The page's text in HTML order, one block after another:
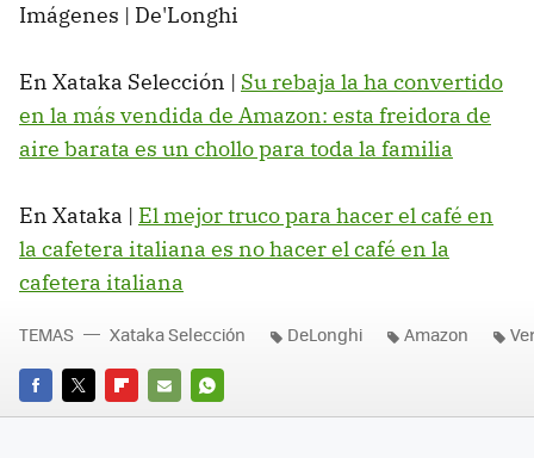
Imágenes | De'Longhi
En Xataka Selección | Su rebaja la ha convertido
en la más vendida de Amazon: esta freidora de
aire barata es un chollo para toda la familia
En Xataka | El mejor truco para hacer el café en
la cafetera italiana es no hacer el café en la
cafetera italiana
FACEBOOK
TWITTERFLIPBOARD
E-
WHATSAPP
TEMAS Xataka Selección DeLonghi Amazon